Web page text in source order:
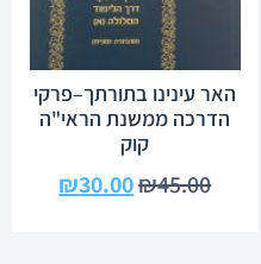
האר עינינו בתורתך–פרקי
הדרכה ממשנת הראי"ה
קוק
₪45.00
₪30.00